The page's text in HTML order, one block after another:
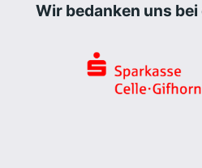
Wir bedanken uns